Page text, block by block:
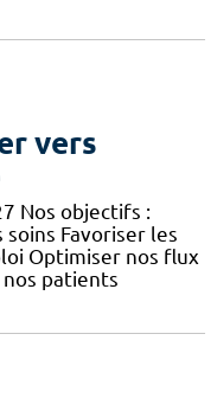
vers
Nos objectifs :
Favoriser les
Optimiser nos flux
patients